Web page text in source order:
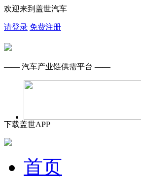
欢迎来到盖世汽车
请登录 免费注册
—— 汽车产业链供需平台 ——
下载盖世APP
首页